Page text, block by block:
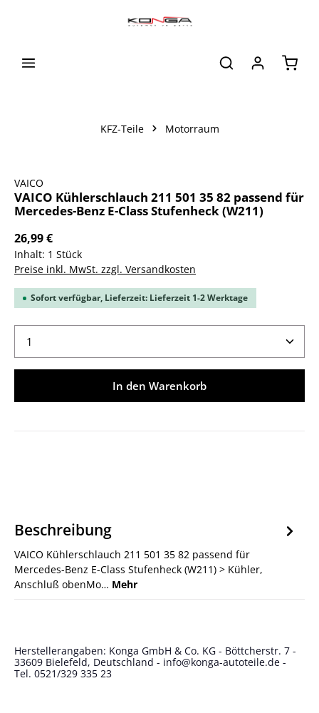
KFZ-Teile Motorraum
VAICO
VAICO Kühlerschlauch 211 501 35 82 passend für
Mercedes-Benz E-Class Stufenheck (W211)
26,99 €
Inhalt: 1 Stück
Preise inkl. MwSt. zzgl. Versandkosten
Sofort verfügbar, Lieferzeit: Lieferzeit 1-2 Werktage
Produkt Anzahl: Gib den gewünschten Wert ein
In den Warenkorb
Beschreibung
VAICO Kühlerschlauch 211 501 35 82 passend für
Mercedes-Benz E-Class Stufenheck (W211) > Kühler,
Anschluß obenMo… Mehr
Herstellerangaben: Konga GmbH & Co. KG - Böttcherstr. 7 -
33609 Bielefeld, Deutschland - info@konga-autoteile.de -
Tel. 0521/329 335 23